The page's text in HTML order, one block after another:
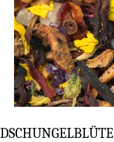
DSCHUN­GEL­BLÜ­TE